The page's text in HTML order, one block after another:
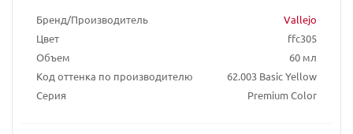
Бренд/Производитель
Vallejo
Цвет
ffc305
Объем
60 мл
Код оттенка по производителю
62.003 Basic Yellow
Серия
Premium Color